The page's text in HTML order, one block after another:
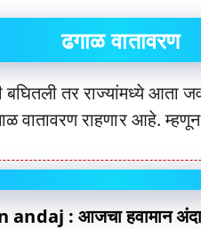
ढगाळ वातावरण
बघितली तर राज्यांमध्ये
राहणार आहे. म्हणून
: आजचा हवामान